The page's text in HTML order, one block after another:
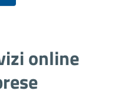
online